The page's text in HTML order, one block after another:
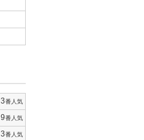
3番人気
9番人気
3番人気